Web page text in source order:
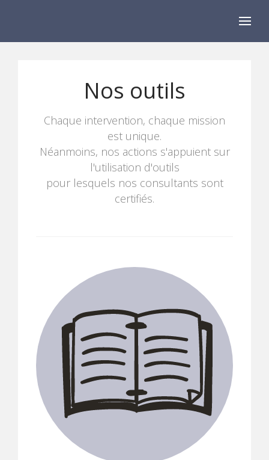
Nos outils
Chaque intervention, chaque mission
est unique.
Néanmoins, nos actions s'appuient sur
l'utilisation d'outils
pour lesquels nos consultants sont
certifiés.